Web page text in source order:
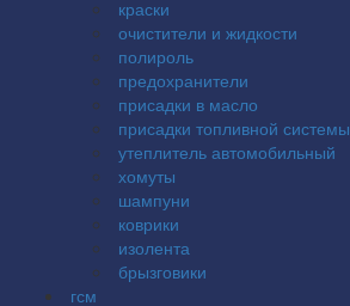
краски
очистители и жидкости
полироль
предохранители
присадки в масло
присадки топливной системы
утеплитель автомобильный
хомуты
шампуни
коврики
изолента
брызговики
гсм